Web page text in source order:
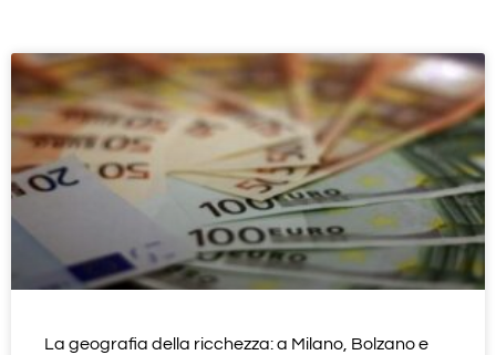
La geografia della ricchezza: a Milano, Bolzano e